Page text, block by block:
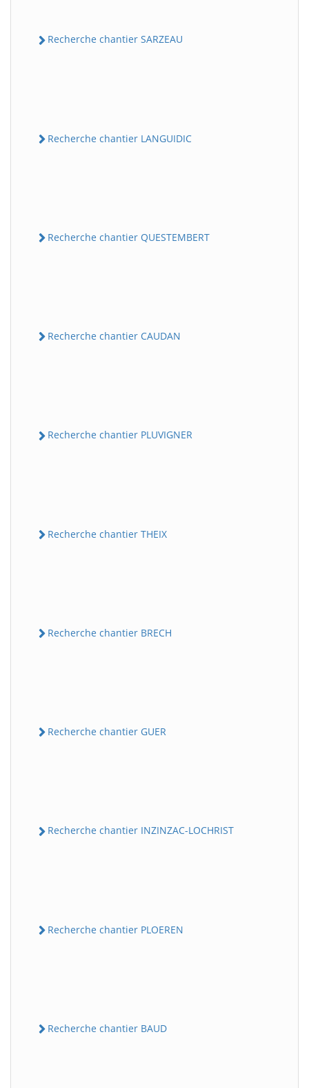
Recherche chantier SARZEAU
Recherche chantier LANGUIDIC
Recherche chantier QUESTEMBERT
Recherche chantier CAUDAN
Recherche chantier PLUVIGNER
Recherche chantier THEIX
Recherche chantier BRECH
Recherche chantier GUER
Recherche chantier INZINZAC-LOCHRIST
Recherche chantier PLOEREN
Recherche chantier BAUD